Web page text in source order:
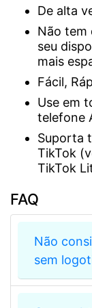
De alta
Não tem
seu
mais
Fácil,
Use em
telefone
Suporta
TikTok
TikTok
FAQ
Não
sem